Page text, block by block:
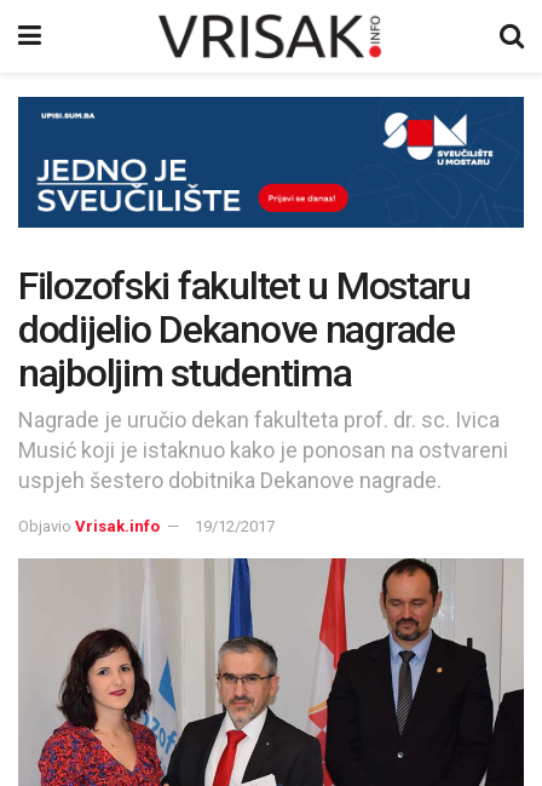
Filozofski fakultet u Mostaru
dodijelio Dekanove nagrade
najboljim studentima
Nagrade je uručio dekan fakulteta prof. dr. sc. Ivica
Musić koji je istaknuo kako je ponosan na ostvareni
uspjeh šestero dobitnika Dekanove nagrade.
Objavio Vrisak.info 19/12/2017